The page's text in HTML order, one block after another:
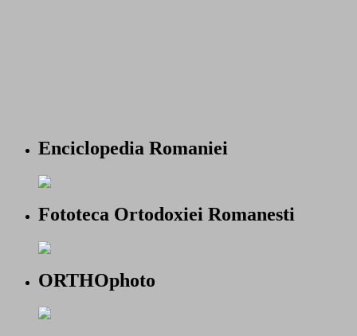
Enciclopedia Romaniei
Fototeca Ortodoxiei Romanesti
ORTHOphoto